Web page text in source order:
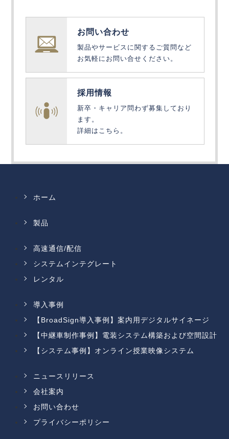
お問い合わせ
製品やサービスに関するご質問など
お気軽にお問い合せください。
採用情報
新卒・キャリア問わず募集しており
ます。
詳細はこちら。
ホーム
製品
高速通信/配信
システムインテグレート
レンタル
導入事例
【BroadSign導入事例】案内用デジタルサイネージ
【中継車制作事例】電装システム構築および空間設計
【システム事例】オンライン授業映像システム
ニュースリリース
会社案内
お問い合わせ
プライバシーポリシー